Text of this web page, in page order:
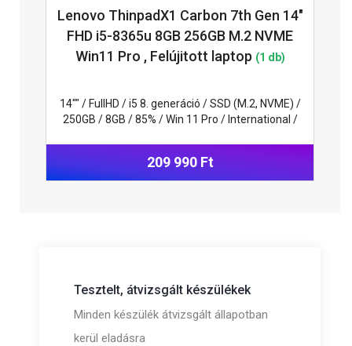
Lenovo ThinpadX1 Carbon 7th Gen 14"
FHD i5-8365u 8GB 256GB M.2 NVME
Win11 Pro , Felújitott laptop (1 db)
14"" / FullHD / i5 8. generáció / SSD (M.2, NVME) /
250GB / 8GB / 85% / Win 11 Pro / International /
209 990 Ft
Tesztelt, átvizsgált készülékek
Minden készülék átvizsgált állapotban
kerül eladásra